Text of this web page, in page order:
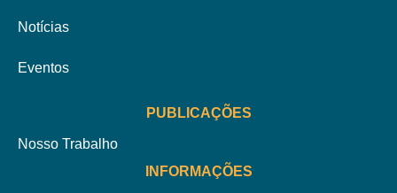
Notícias
Eventos
PUBLICAÇÕES
Nosso Trabalho
INFORMAÇÕES